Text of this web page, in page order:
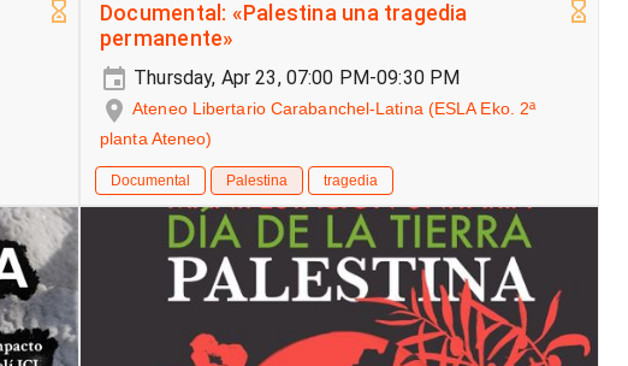
Documental: «Palestina una tragedia
permanente»
Thursday, Apr 23, 07:00 PM-09:30 PM
Ateneo Libertario Carabanchel-Latina (ESLA Eko. 2ª
planta Ateneo)
Documental Palestina tragedia